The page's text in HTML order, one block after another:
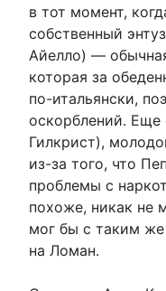
в тот момент,
собственный
Айелло) —
которая за
по-итальянски,
оскорблений.
Гилкрист),
из-за того, что
проблемы с
похоже, никак не
мог бы с таким
на Ломан.